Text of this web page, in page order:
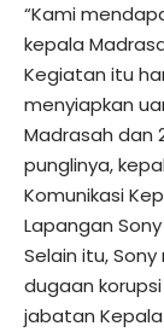
“Kami
kepala
Kegiatan itu
menyiapkan
Madrasah dan
punglinya,
Komunikasi
Lapangan
Selain itu,
dugaan
jabatan